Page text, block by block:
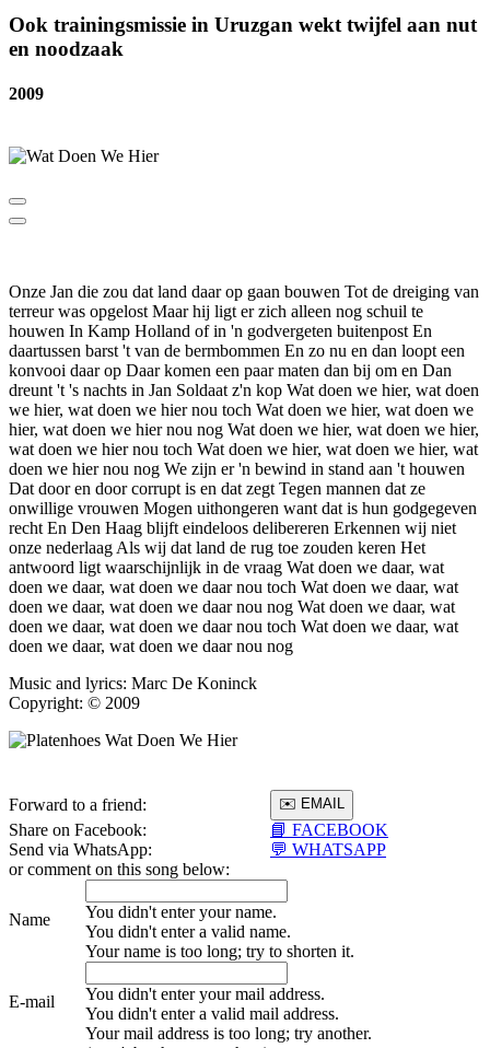
Ook trainingsmissie in Uruzgan wekt twijfel aan nut
en noodzaak
2009
Onze Jan die zou dat land daar op gaan bouwen Tot de dreiging van
terreur was opgelost Maar hij ligt er zich alleen nog schuil te
houwen In Kamp Holland of in 'n godvergeten buitenpost En
daartussen barst 't van de bermbommen En zo nu en dan loopt een
konvooi daar op Daar komen een paar maten dan bij om en Dan
dreunt 't 's nachts in Jan Soldaat z'n kop Wat doen we hier, wat doen
we hier, wat doen we hier nou toch Wat doen we hier, wat doen we
hier, wat doen we hier nou nog Wat doen we hier, wat doen we hier,
wat doen we hier nou toch Wat doen we hier, wat doen we hier, wat
doen we hier nou nog We zijn er 'n bewind in stand aan 't houwen
Dat door en door corrupt is en dat zegt Tegen mannen dat ze
onwillige vrouwen Mogen uithongeren want dat is hun godgegeven
recht En Den Haag blijft eindeloos delibereren Erkennen wij niet
onze nederlaag Als wij dat land de rug toe zouden keren Het
antwoord ligt waarschijnlijk in de vraag Wat doen we daar, wat
doen we daar, wat doen we daar nou toch Wat doen we daar, wat
doen we daar, wat doen we daar nou nog Wat doen we daar, wat
doen we daar, wat doen we daar nou toch Wat doen we daar, wat
doen we daar, wat doen we daar nou nog
Music and lyrics: Marc De Koninck
Copyright: © 2009
Forward to a friend:
Share on Facebook:
📘 FACEBOOK
Send via WhatsApp:
💬 WHATSAPP
or comment on this song below:
Name
You didn't enter your name.
You didn't enter a valid name.
Your name is too long; try to shorten it.
E-mail
You didn't enter your mail address.
You didn't enter a valid mail address.
Your mail address is too long; try another.